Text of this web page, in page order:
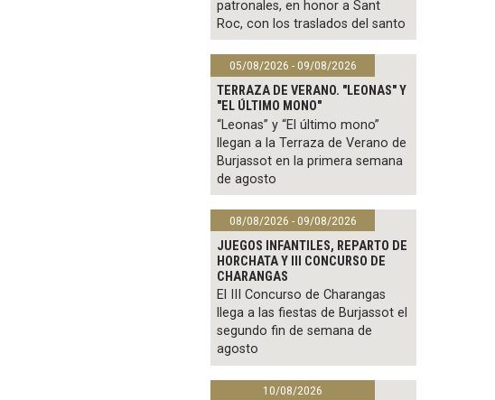
patronales, en honor a Sant
Roc, con los traslados del santo
05/08/2026 - 09/08/2026
TERRAZA DE VERANO. "LEONAS" Y
"EL ÚLTIMO MONO"
“Leonas” y “El último mono”
llegan a la Terraza de Verano de
Burjassot en la primera semana
de agosto
08/08/2026 - 09/08/2026
JUEGOS INFANTILES, REPARTO DE
HORCHATA Y III CONCURSO DE
CHARANGAS
El III Concurso de Charangas
llega a las fiestas de Burjassot el
segundo fin de semana de
agosto
10/08/2026